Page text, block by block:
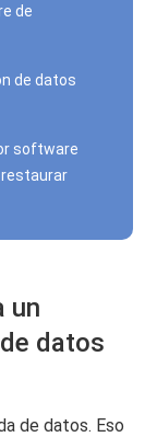
de
de datos
software
restaurar
un
datos
de datos. Eso